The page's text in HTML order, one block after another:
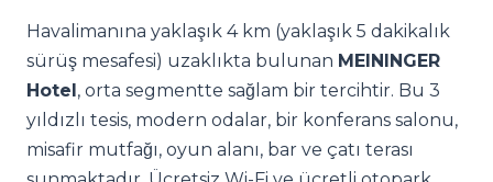
Havalimanına yaklaşık 4 km (yaklaşık 5 dakikalık
sürüş mesafesi) uzaklıkta bulunan MEININGER
Hotel, orta segmentte sağlam bir tercihtir. Bu 3
yıldızlı tesis, modern odalar, bir konferans salonu,
misafir mutfağı, oyun alanı, bar ve çatı terası